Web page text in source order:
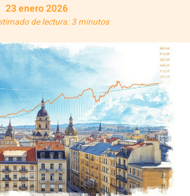
23 enero 2026
de lectura: 3 minutos